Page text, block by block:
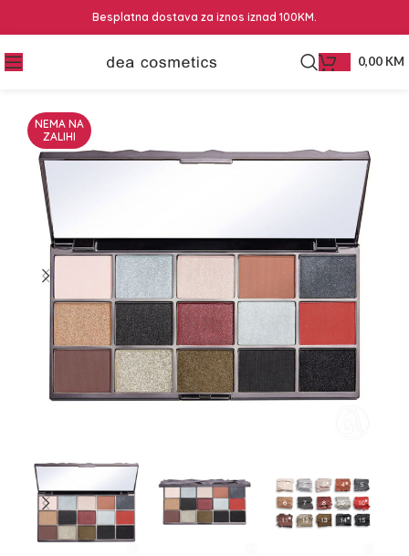
Besplatna dostava za iznos iznad 100KM.
0,00 KM
NEMA NA
ZALIHI